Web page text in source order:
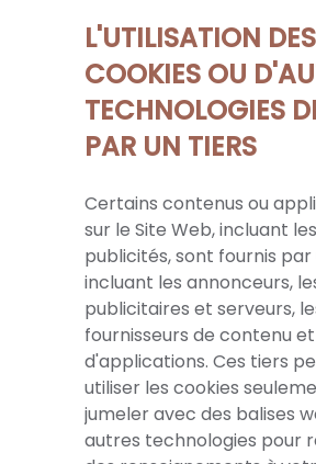
L'UTILISATION DES
COOKIES OU
TECHNOLOGIES
PAR UN TIERS
Certains contenus ou
sur le Site Web, incluant les
publicités, sont fournis par
incluant les annonceurs,
publicitaires et serveurs,
fournisseurs de contenu
d'applications. Ces tiers
utiliser les cookies
jumeler avec des balises
autres technologies pour